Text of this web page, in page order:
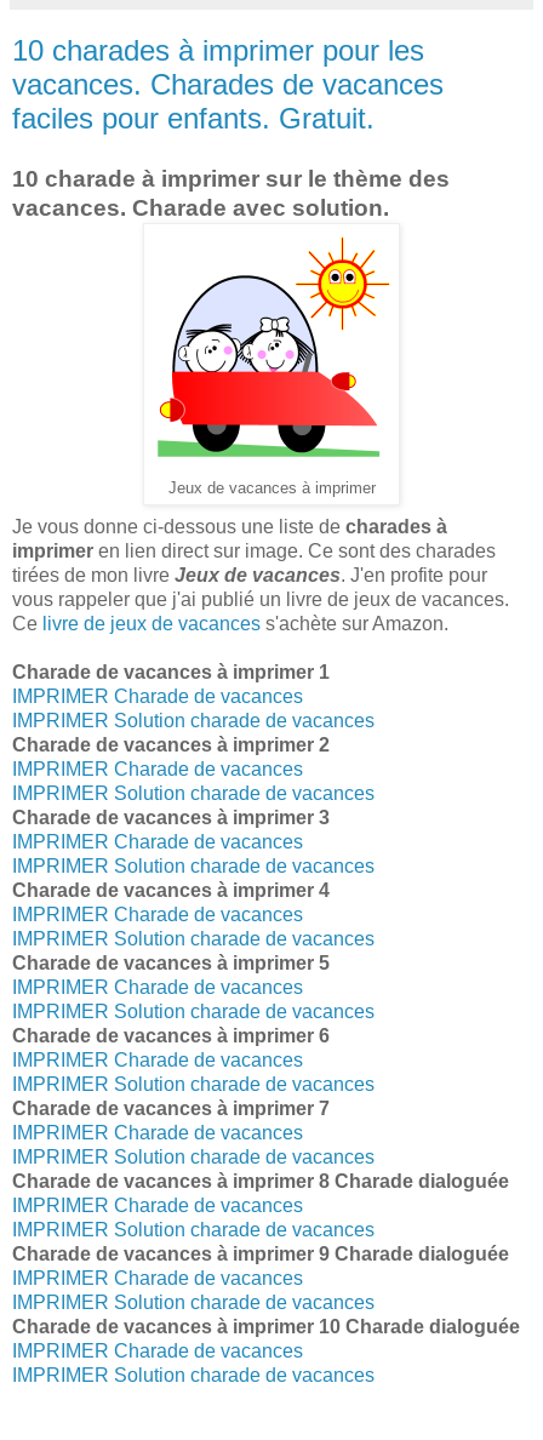
10 charades à imprimer pour les
vacances. Charades de vacances
faciles pour enfants. Gratuit.
10 charade à imprimer sur le thème des
vacances. Charade avec solution.
Jeux de vacances à imprimer
Je vous donne ci-dessous une liste de charades à
imprimer en lien direct sur image. Ce sont des charades
tirées de mon livre Jeux de vacances. J'en profite pour
vous rappeler que j'ai publié un livre de jeux de vacances.
Ce livre de jeux de vacances s'achète sur Amazon.
Charade de vacances à imprimer 1
IMPRIMER Charade de vacances
IMPRIMER Solution charade de vacances
Charade de vacances à imprimer 2
IMPRIMER Charade de vacances
IMPRIMER Solution charade de vacances
Charade de vacances à imprimer 3
IMPRIMER Charade de vacances
IMPRIMER Solution charade de vacances
Charade de vacances à imprimer 4
IMPRIMER Charade de vacances
IMPRIMER Solution charade de vacances
Charade de vacances à imprimer 5
IMPRIMER Charade de vacances
IMPRIMER Solution charade de vacances
Charade de vacances à imprimer 6
IMPRIMER Charade de vacances
IMPRIMER Solution charade de vacances
Charade de vacances à imprimer 7
IMPRIMER Charade de vacances
IMPRIMER Solution charade de vacances
Charade de vacances à imprimer 8 Charade dialoguée
IMPRIMER Charade de vacances
IMPRIMER Solution charade de vacances
Charade de vacances à imprimer 9 Charade dialoguée
IMPRIMER Charade de vacances
IMPRIMER Solution charade de vacances
Charade de vacances à imprimer 10 Charade dialoguée
IMPRIMER Charade de vacances
IMPRIMER Solution charade de vacances